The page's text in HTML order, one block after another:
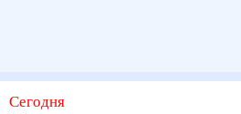
Сегодня